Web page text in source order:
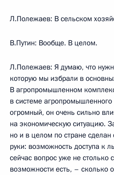
Л.Полежаев: В сельском
В.Путин: Вообще. В целом.
Л.Полежаев: Я думаю, что
которую мы избрали в
В агропромышленном
в системе
огромный, он очень сильно
на экономическую ситуацию.
но и в целом по стране
руки: возможность доступа к
сейчас вопрос уже не столько
возможности есть, – сколько